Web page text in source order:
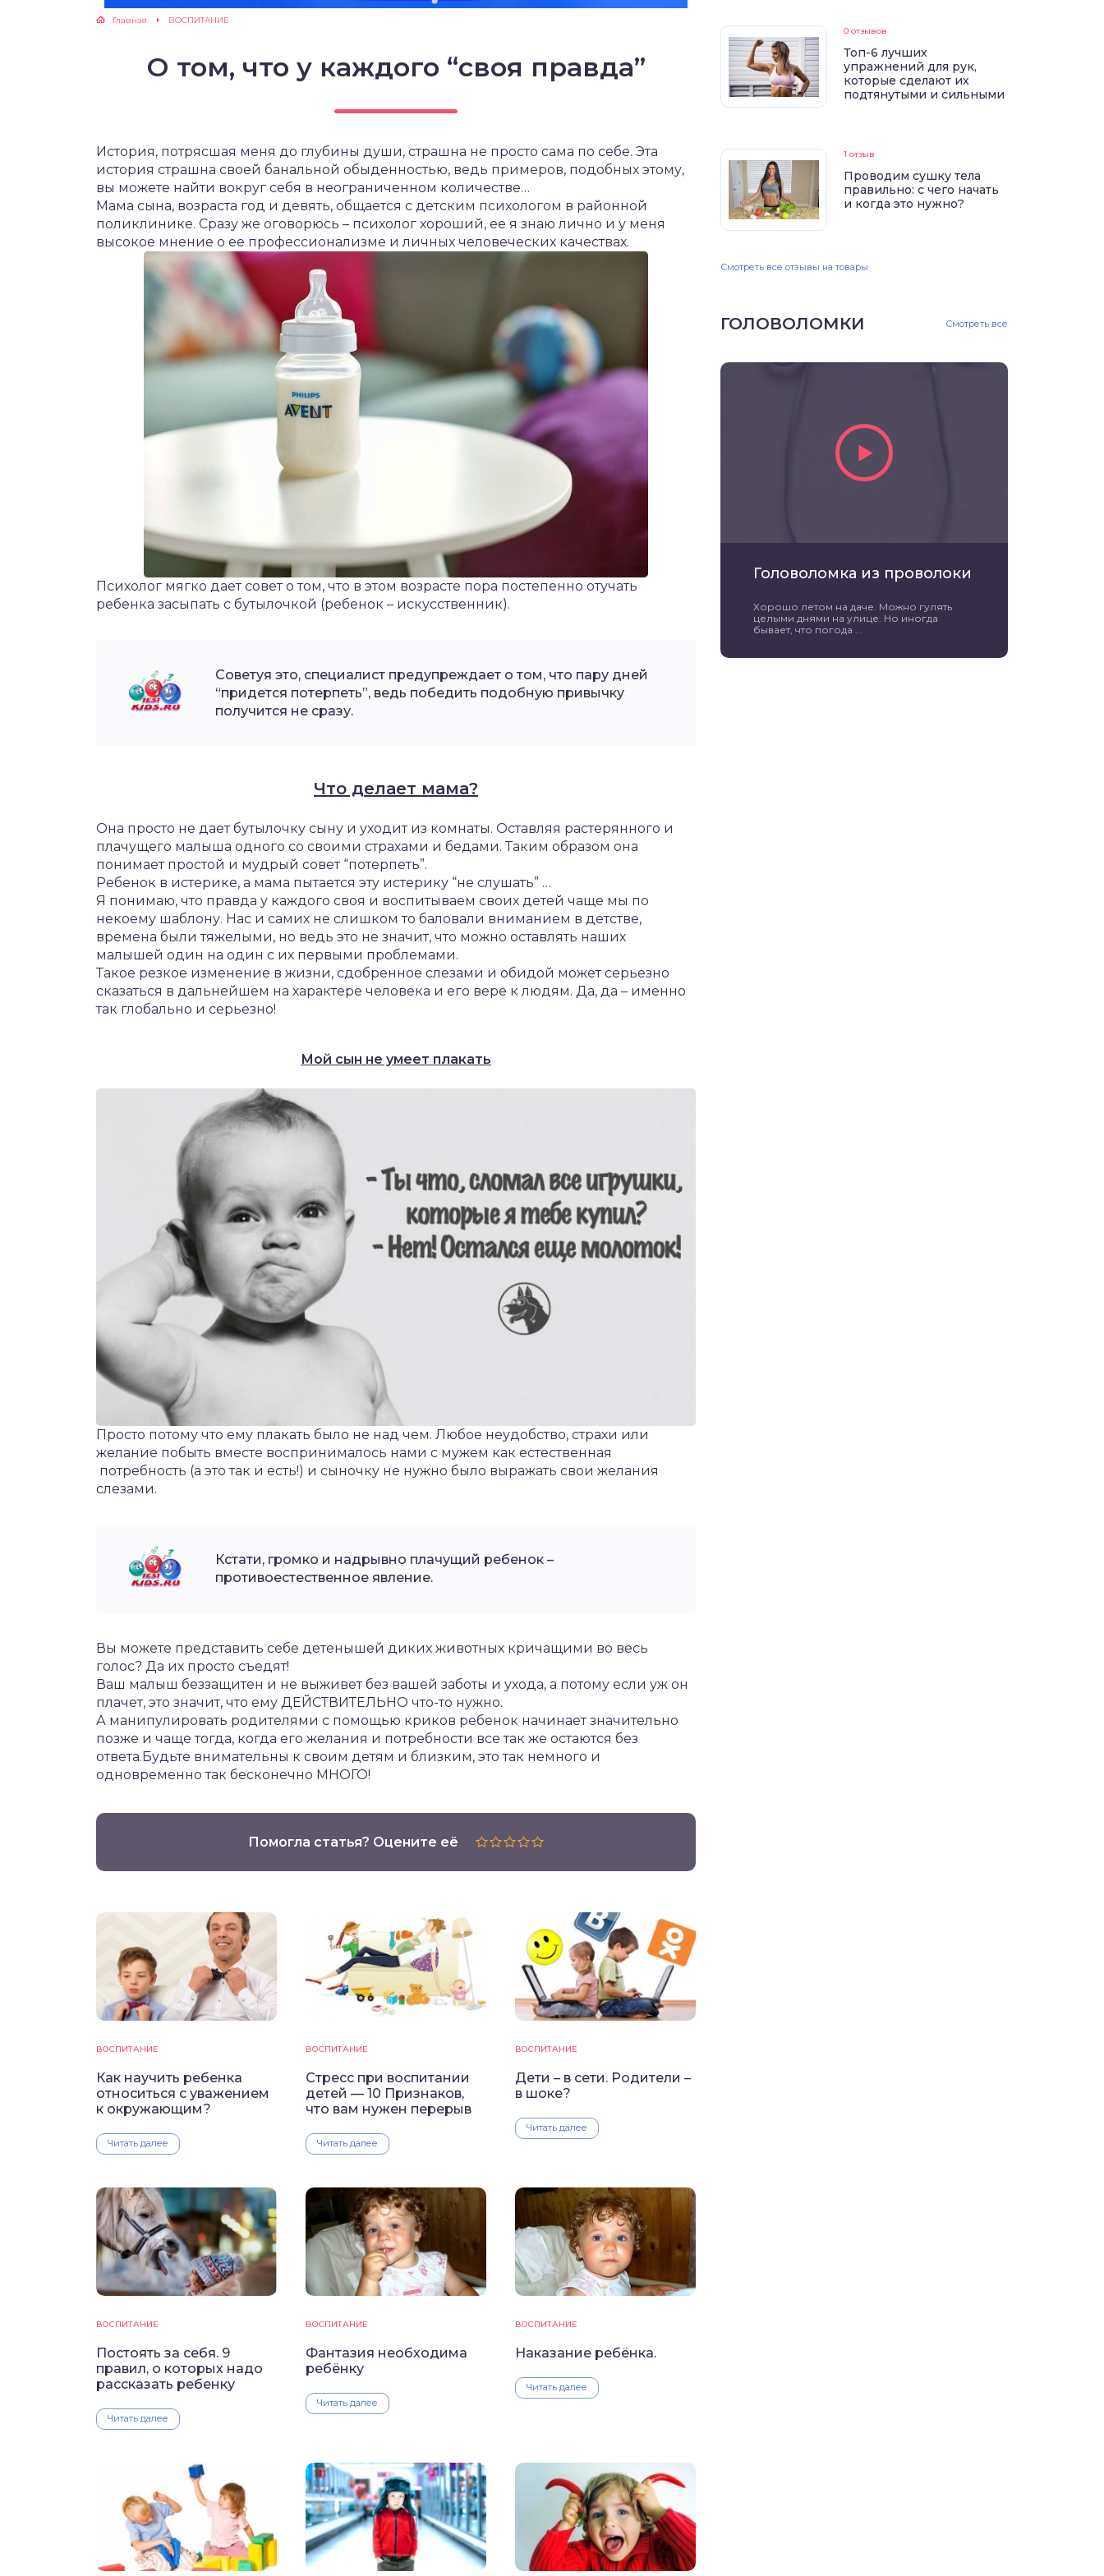
Главная ВОСПИТАНИЕ
О том, что у каждого “своя правда”
История, потрясшая меня до глубины души, страшна не просто сама по себе. Эта
история страшна своей банальной обыденностью, ведь примеров, подобных этому,
вы можете найти вокруг себя в неограниченном количестве…
Мама сына, возраста год и девять, общается с детским психологом в районной
поликлинике. Сразу же оговорюсь – психолог хороший, ее я знаю лично и у меня
высокое мнение о ее профессионализме и личных человеческих качествах.
Психолог мягко дает совет о том, что в этом возрасте пора постепенно отучать
ребенка засыпать с бутылочкой (ребенок – искусственник).
Советуя это, специалист предупреждает о том, что пару дней
“придется потерпеть”, ведь победить подобную привычку
получится не сразу.
Что делает мама?
Она просто не дает бутылочку сыну и уходит из комнаты. Оставляя растерянного и
плачущего малыша одного со своими страхами и бедами. Таким образом она
понимает простой и мудрый совет “потерпеть”.
Ребенок в истерике, а мама пытается эту истерику “не слушать” …
Я понимаю, что правда у каждого своя и воспитываем своих детей чаще мы по
некоему шаблону. Нас и самих не слишком то баловали вниманием в детстве,
времена были тяжелыми, но ведь это не значит, что можно оставлять наших
малышей один на один с их первыми проблемами.
Такое резкое изменение в жизни, сдобренное слезами и обидой может серьезно
сказаться в дальнейшем на характере человека и его вере к людям. Да, да – именно
так глобально и серьезно!
Мой сын не умеет плакать
Просто потому что ему плакать было не над чем. Любое неудобство, страхи или
желание побыть вместе воспринималось нами с мужем как естественная
потребность (а это так и есть!) и сыночку не нужно было выражать свои желания
слезами.
Кстати, громко и надрывно плачущий ребенок –
противоестественное явление.
Вы можете представить себе детенышей диких животных кричащими во весь
голос? Да их просто съедят!
Ваш малыш беззащитен и не выживет без вашей заботы и ухода, а потому если уж он
плачет, это значит, что ему ДЕЙСТВИТЕЛЬНО что-то нужно.
А манипулировать родителями с помощью криков ребенок начинает значительно
позже и чаще тогда, когда его желания и потребности все так же остаются без
ответа.Будьте внимательны к своим детям и близким, это так немного и
одновременно так бесконечно МНОГО!
Помогла статья? Оцените её
ВОСПИТАНИЕ
Как научить ребенка
относиться с уважением
к окружающим?
Читать далее
ВОСПИТАНИЕ
Стресс при воспитании
детей — 10 Признаков,
что вам нужен перерыв
Читать далее
ВОСПИТАНИЕ
Дети – в сети. Родители –
в шоке?
Читать далее
ВОСПИТАНИЕ
Постоять за себя. 9
правил, о которых надо
рассказать ребенку
Читать далее
ВОСПИТАНИЕ
Фантазия необходима
ребёнку
Читать далее
ВОСПИТАНИЕ
Наказание ребёнка.
Читать далее
0 отзывов
Топ-6 лучших
упражнений для рук,
которые сделают их
подтянутыми и сильными
1 отзыв
Проводим сушку тела
правильно: с чего начать
и когда это нужно?
Смотреть все отзывы на товары
ГОЛОВОЛОМКИ Смотреть все
Головоломка из проволоки
Хорошо летом на даче. Можно гулять
целыми днями на улице. Но иногда
бывает, что погода ...